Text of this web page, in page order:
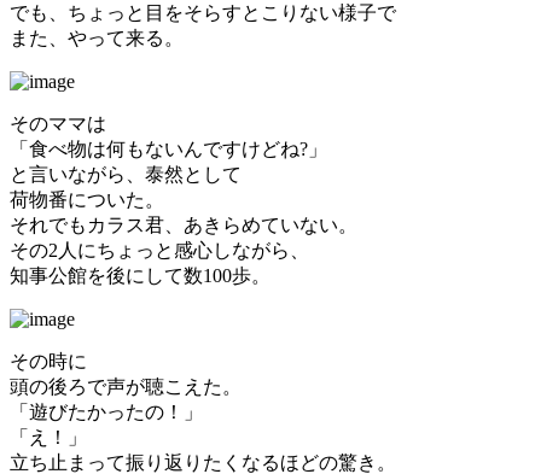
でも、ちょっと目をそらすとこりない様子で
また、やって来る。
そのママは
「食べ物は何もないんですけどね?」
と言いながら、泰然として
荷物番についた。
それでもカラス君、あきらめていない。
その2人にちょっと感心しながら、
知事公館を後にして数100歩。
その時に
頭の後ろで声が聴こえた。
「遊びたかったの！」
「え！」
立ち止まって振り返りたくなるほどの驚き。